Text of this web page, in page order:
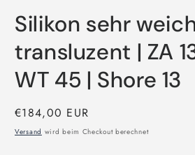
Silikon sehr
transluzent | ZA
WT 45 | Shore 13
Normaler
Preis
€184,00 EUR
Versand wird beim Checkout berechnet